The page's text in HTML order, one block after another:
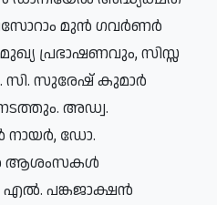
മുന്‍ ഗവര്‍ണര്‍
പ്രഭാഷണവും, സിസ്സ
സി. സുരേഷ് കുമാര്‍
അഡ്വ.
നായര്‍, ഡോ.
ആശംസകള്‍
എല്‍. പങ്കജാക്ഷന്‍